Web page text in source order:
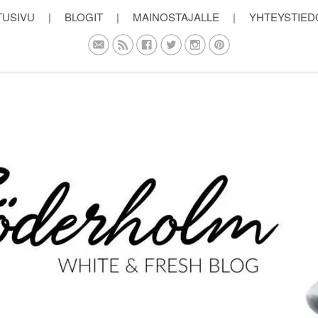
| BLOGIT | MAINOSTAJALLE |